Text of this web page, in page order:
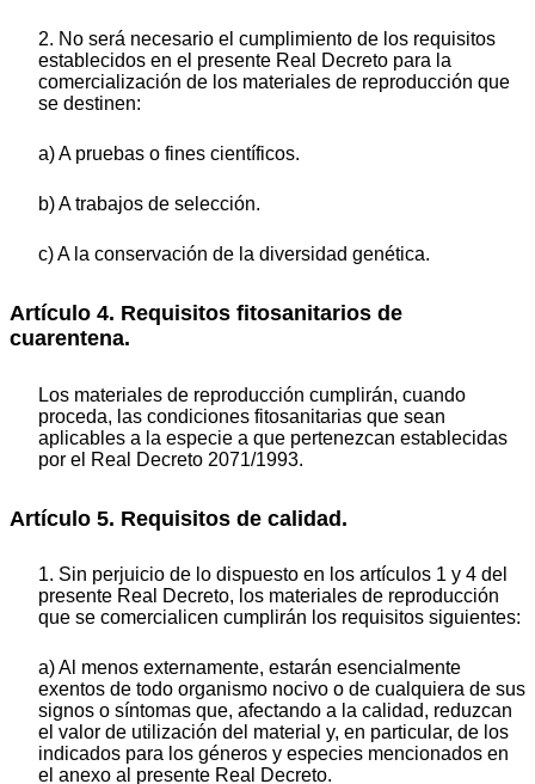
2. No será necesario el cumplimiento de los requisitos
establecidos en el presente Real Decreto para la
comercialización de los materiales de reproducción que
se destinen:
a) A pruebas o fines científicos.
b) A trabajos de selección.
c) A la conservación de la diversidad genética.
Artículo 4. Requisitos fitosanitarios de
cuarentena.
Los materiales de reproducción cumplirán, cuando
proceda, las condiciones fitosanitarias que sean
aplicables a la especie a que pertenezcan establecidas
por el Real Decreto 2071/1993.
Artículo 5. Requisitos de calidad.
1. Sin perjuicio de lo dispuesto en los artículos 1 y 4 del
presente Real Decreto, los materiales de reproducción
que se comercialicen cumplirán los requisitos siguientes:
a) Al menos externamente, estarán esencialmente
exentos de todo organismo nocivo o de cualquiera de sus
signos o síntomas que, afectando a la calidad, reduzcan
el valor de utilización del material y, en particular, de los
indicados para los géneros y especies mencionados en
el anexo al presente Real Decreto.